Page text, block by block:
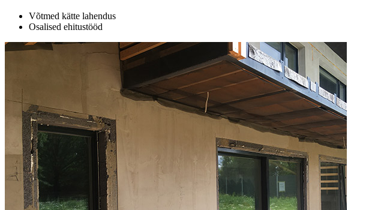
Võtmed kätte lahendus
Osalised ehitustööd